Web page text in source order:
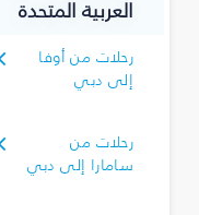
العربية المتحدة
رحلات من أوفا
إلى دبي
رحلات من
سامارا إلى دبي